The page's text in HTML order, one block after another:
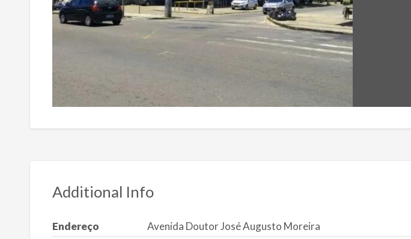
Additional Info
Endereço
Avenida Doutor José Augusto Moreira